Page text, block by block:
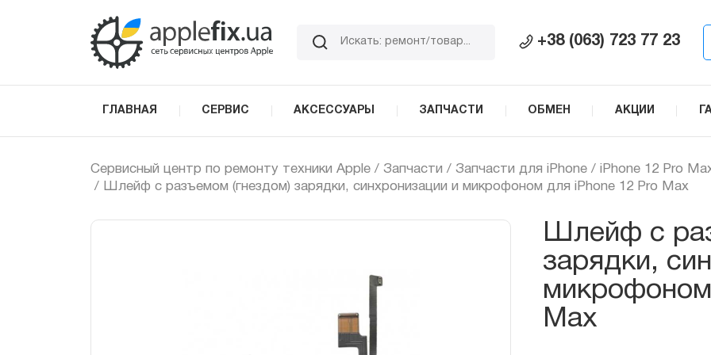
+38 (063) 723 77 23
ГЛАВНАЯ СЕРВИС АКСЕССУАРЫ ЗАПЧАСТИ ОБМЕН АКЦИИ
Сервисный центр по ремонту техники Apple / Запчасти / Запчасти для iPhone / iPhone 12 Pro
/ Шлейф с разъемом (гнездом) зарядки, синхронизации и микрофоном для iPhone 12 Pro Max
Шлейф с
зарядки,
Max